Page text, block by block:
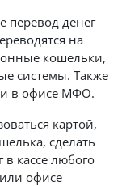
перевод денег
на
кошельки,
системы. Также
в офисе МФО.
картой,
сделать
в кассе любого
офисе